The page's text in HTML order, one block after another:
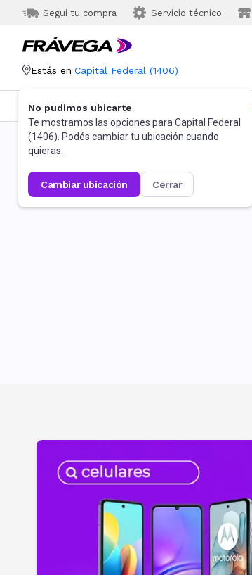
Seguí tu compra Servicio técnico
Estás en Capital Federal (1406)
No pudimos ubicarte
Te mostramos las opciones para Capital Federal
(1406). Podés cambiar tu ubicación cuando
quieras.
cambiar ubicación cerrar
Categorías Más Vendidos